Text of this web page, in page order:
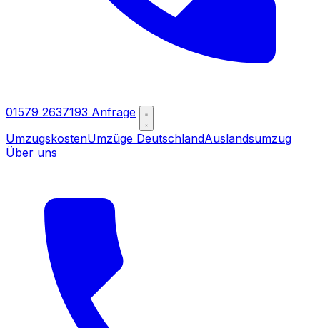
01579 2637193 Anfrage
UmzugskostenUmzüge DeutschlandAuslandsumzug
Über uns